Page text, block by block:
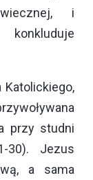
i
Katolickiego,
przy studni
30). Jezus
a sama